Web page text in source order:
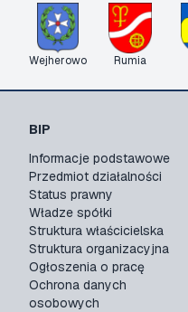
Wejherowo Rumia
BIP
Informacje podstawowe
Przedmiot działalności
Status prawny
Władze spółki
Struktura właścicielska
Struktura organizacyjna
Ogłoszenia o pracę
Ochrona danych
osobowych